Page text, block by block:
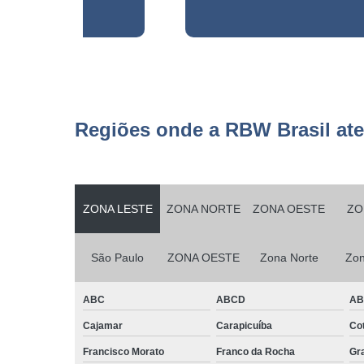
Regiões onde a RBW Brasil
ZONA LESTE ZONA NORTE ZONA OESTE
São Paulo ZONA OESTE Zona Norte
ABC ABCD
Cajamar Carapicuíba
Francisco Morato Franco da Rocha